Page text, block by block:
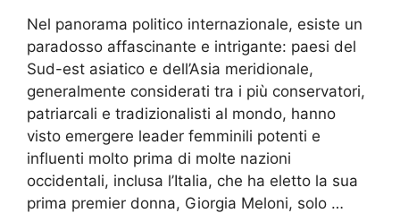
Nel panorama politico internazionale, esiste un
paradosso affascinante e intrigante: paesi del
Sud-est asiatico e dell’Asia meridionale,
generalmente considerati tra i più conservatori,
patriarcali e tradizionalisti al mondo, hanno
visto emergere leader femminili potenti e
influenti molto prima di molte nazioni
occidentali, inclusa l’Italia, che ha eletto la sua
prima premier donna, Giorgia Meloni, solo …